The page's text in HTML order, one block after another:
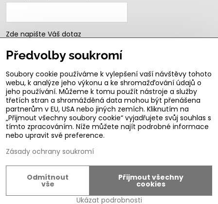
Zde napište Váš dotaz
Odeslat
B2b podmínky pro registrované partnery
Copyright
Vytvořeno systémem:ByznysWeb.cz
Předvolby soukromí
Soubory cookie používáme k vylepšení vaší návštěvy tohoto
webu, k analýze jeho výkonu a ke shromažďování údajů o
jeho používání. Můžeme k tomu použít nástroje a služby
třetích stran a shromážděná data mohou být přenášena
partnerům v EU, USA nebo jiných zemích. Kliknutím na
„Přijmout všechny soubory cookie“ vyjadřujete svůj souhlas s
tímto zpracováním. Níže můžete najít podrobné informace
nebo upravit své preference.
Zásady ochrany soukromí
Ukázat podrobnosti
Přijmout všechny
cookies
Odmítnout
vše